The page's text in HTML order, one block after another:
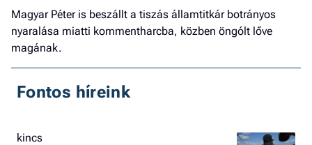
Magyar Péter is beszállt a tiszás államtitkár botrányos
nyaralása miatti kommentharcba, közben öngólt lőve
magának.
Fontos híreink
kincs